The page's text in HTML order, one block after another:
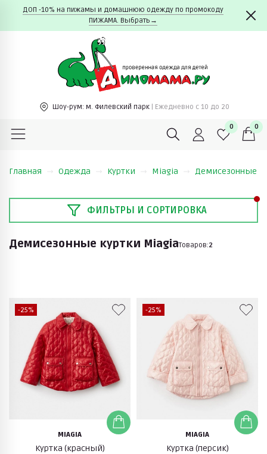
ДОП -10% на пижамы и домашнюю одежду по промокоду
ПИЖАМА. Выбрать→
Шоу-рум: м. Филевский парк | Ежедневно c 10 до 20
0 0
Главная Одежда Куртки Miagia Демисезонные
ФИЛЬТРЫ И СОРТИРОВКА
Демисезонные куртки MiagiaТоваров:2
-25%
MIAGIA
Куртка (красный)
-25%
MIAGIA
Куртка (персик)